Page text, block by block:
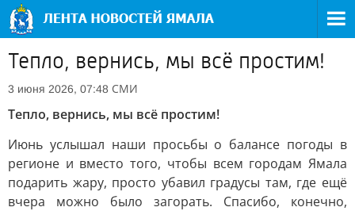
Тепло, вернись, мы всё простим!
3 июня 2026, 07:48 СМИ
Тепло, вернись, мы всё простим!
Июнь услышал наши просьбы о балансе погоды в
регионе и вместо того, чтобы всем городам Ямала
подарить жару, просто убавил градусы там, где ещё
вчера можно было загорать. Спасибо, конечно,